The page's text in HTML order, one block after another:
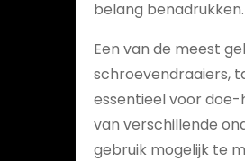
belang benadrukken.
Een van de meest
schroevendraaiers,
essentieel voor
van verschillende
gebruik mogelijk te